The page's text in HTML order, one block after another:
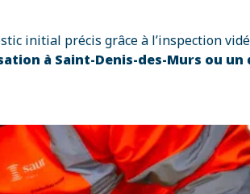
initial précis grâce à l’inspection
à Saint-Denis-des-Murs ou